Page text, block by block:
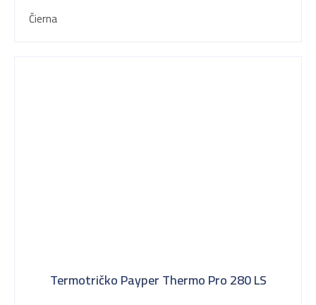
Čierna
Termotričko Payper Thermo Pro 280 LS